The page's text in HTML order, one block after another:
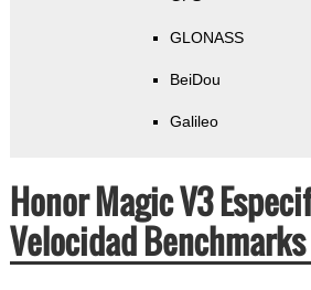
GLONASS
BeiDou
Galileo
Honor Magic V3
Velocidad Benchmarks